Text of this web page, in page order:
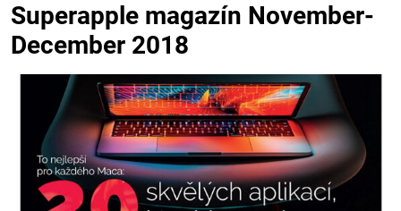
Superapple magazín November-
December 2018